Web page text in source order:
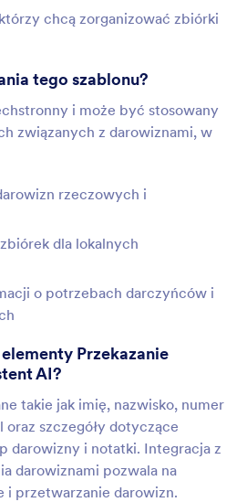
chcą zorganizować zbiórki
tego szablonu?
i może być stosowany
związanych z darowiznami, w
rzeczowych i
dla lokalnych
o potrzebach darczyńców i
Przekazanie
AI?
takie jak imię, nazwisko, numer
szczegóły dotyczące
darowizny i notatki. Integracja z
darowiznami pozwala na
i przetwarzanie darowizn.